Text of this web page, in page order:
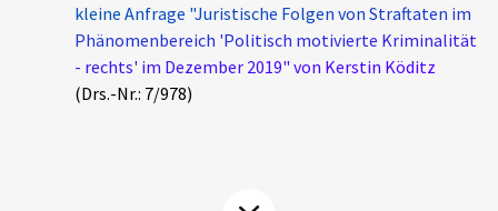
chronik.LE in der Presse
kleine Anfrage "Juristische Folgen von Straftaten im
Phänomenbereich 'Politisch motivierte Kriminalität
- rechts' im Dezember 2019" von Kerstin Köditz
(Drs.-Nr.: 7/978)